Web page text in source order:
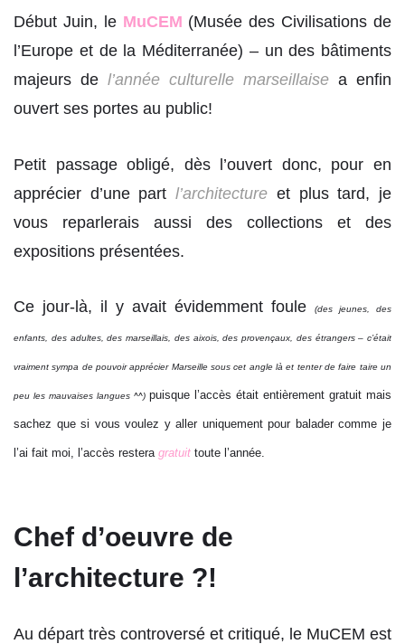
Début Juin, le MuCEM (Musée des Civilisations de
l’Europe et de la Méditerranée) – un des bâtiments
majeurs de l’année culturelle marseillaise a enfin
ouvert ses portes au public!
Petit passage obligé, dès l’ouvert donc, pour en
apprécier d’une partl’architecture et plus tard, je
vous reparlerais aussi des collections et des
expositions présentées.
Ce jour-là, il y avait évidemment foule (des jeunes, des
enfants, des adultes, des marseillais, des aixois, des provençaux, des étrangers – c’était
vraiment sympa de pouvoir apprécier Marseille sous cet angle là et tenter de faire taire un
peu les mauvaises langues ^^) puisque l’accès était entièrement gratuit mais
sachez que si vous voulez y aller uniquement pour balader comme je
l’ai fait moi, l’accès restera gratuit toute l’année.
Chef d’oeuvre de
l’architecture ?!
Au départ très controversé et critiqué, le MuCEM est